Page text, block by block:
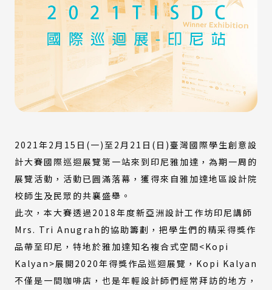
2021年2月15日(一)至2月21日(日)臺灣國際學生創意設
計大賽國際巡迴展覽第一站來到印尼雅加達，為期一周的
展覽活動，活動已圓滿落幕，獲得來自雅加達地區設計院
校師生及民眾的共襄盛舉。
此次，本大賽透過2018年度新亞洲設計工作坊印尼講師
Mrs. Tri Anugrah的協助籌劃，把學生們的精采得獎作
品帶至印尼，特地於雅加達知名複合式空間<Kopi
Kalyan>展開2020年得獎作品巡迴展覽，Kopi Kalyan
不僅是一間咖啡店，也是年輕設計師們經常拜訪的地方，